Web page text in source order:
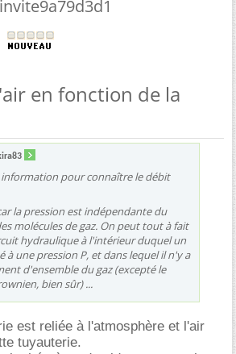
invite9a79d3d1
en fonction de la
pour connaître le débit
la pression est indépendante du
molécules de gaz. On peut tout à fait
hydraulique à l'intérieur duquel un
à une pression P, et dans lequel il n'y a
d'ensemble du gaz (excepté le
bien sûr) ...
est reliée à l'atmosphère et l'air
tuyauterie.